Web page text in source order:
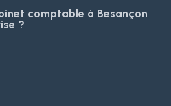
comptable à Besançon
?